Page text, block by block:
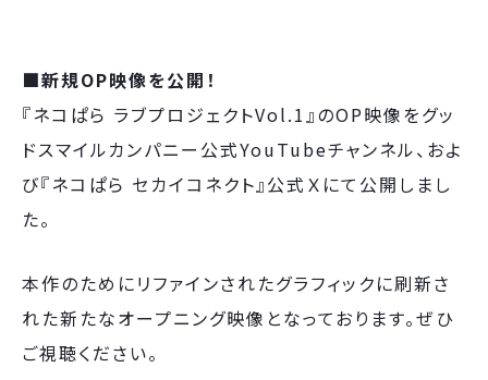
■新規OP映像を公開！
『ネコぱら ラブプロジェクトVol.1』のOP映像をグッ
ドスマイルカンパニー公式YouTubeチャンネル、およ
び『ネコぱら セカイコネクト』公式Ｘにて公開しまし
た。
本作のためにリファインされたグラフィックに刷新さ
れた新たなオープニング映像となっております。ぜひ
ご視聴ください。